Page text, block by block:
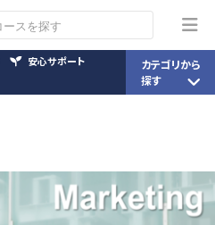
安心サポート
カテゴリから
探す